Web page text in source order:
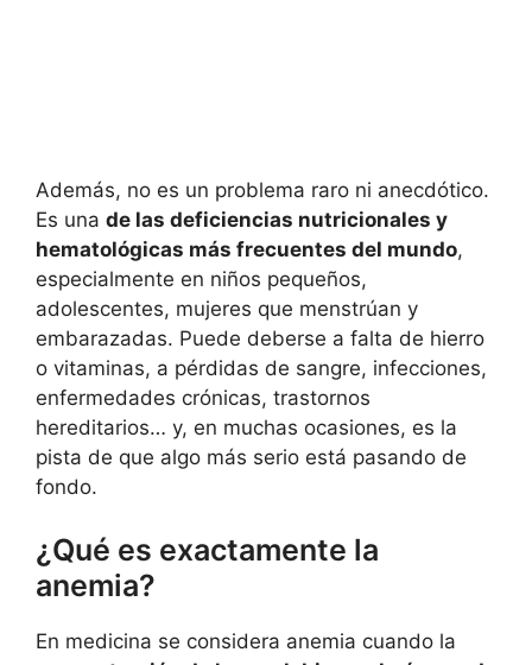
Además, no es un problema raro ni anecdótico.
Es una de las deficiencias nutricionales y
hematológicas más frecuentes del mundo,
especialmente en niños pequeños,
adolescentes, mujeres que menstrúan y
embarazadas. Puede deberse a falta de hierro
o vitaminas, a pérdidas de sangre, infecciones,
enfermedades crónicas, trastornos
hereditarios… y, en muchas ocasiones, es la
pista de que algo más serio está pasando de
fondo.
¿Qué es exactamente la
anemia?
En medicina se considera anemia cuando la